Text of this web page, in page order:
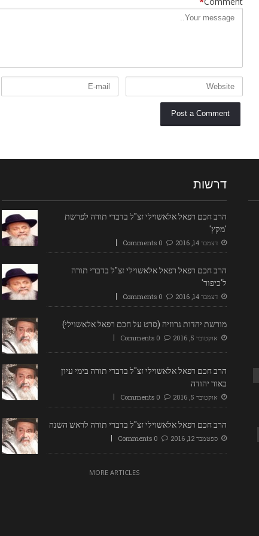
דרשות
הרב חכם רפאל אלאשוילי זצ"ל בדברי תורה לפרשת
'מקץ'
דצמבר 14, 2016
הרב חכם רפאל רפאל אלאשוילי זצ"ל בדברי תורה
ל'כיפור'
דצמבר 14, 2016
מורשת יהדות גרוזיה (סרט על חכם רפאל אלאשוילי)
אוקטובר 5, 2016
הרב חכם רפאל אלאשוילי זצ"ל בדברי תורה בימי עיון
באור יהודה
אוקטובר 5, 2016
הרב חכם רפאל אלאשוילי זצ"ל בדברי תורה לראש השנה
ספטמבר 12, 2016
MORE ARTICLES